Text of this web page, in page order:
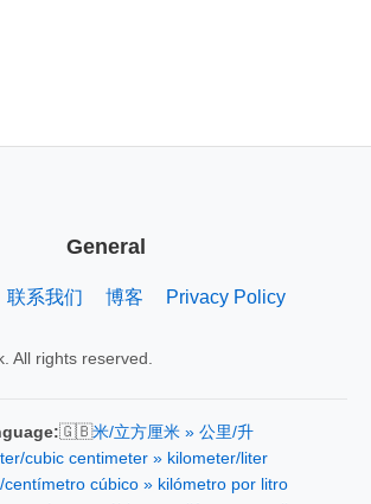
General
联系我们 博客 Privacy Policy
All rights reserved.
🇬🇧米/立方厘米 » 公里/升
cubic centimeter » kilometer/liter
centímetro cúbico » kilómetro por litro